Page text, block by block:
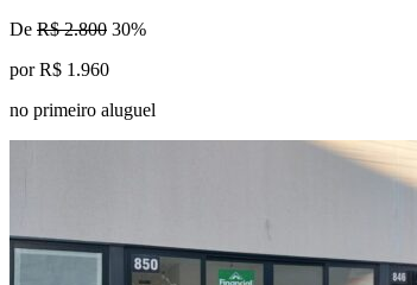
De R$ 2.800 30%
por R$ 1.960
no primeiro aluguel